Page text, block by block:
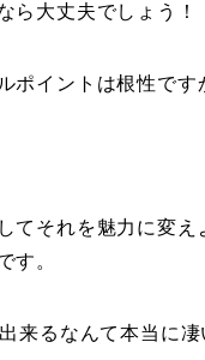
ら大丈夫でしょう！
ポイントは根性です
てそれを魅力に変え
す。
来るなんて本当に凄